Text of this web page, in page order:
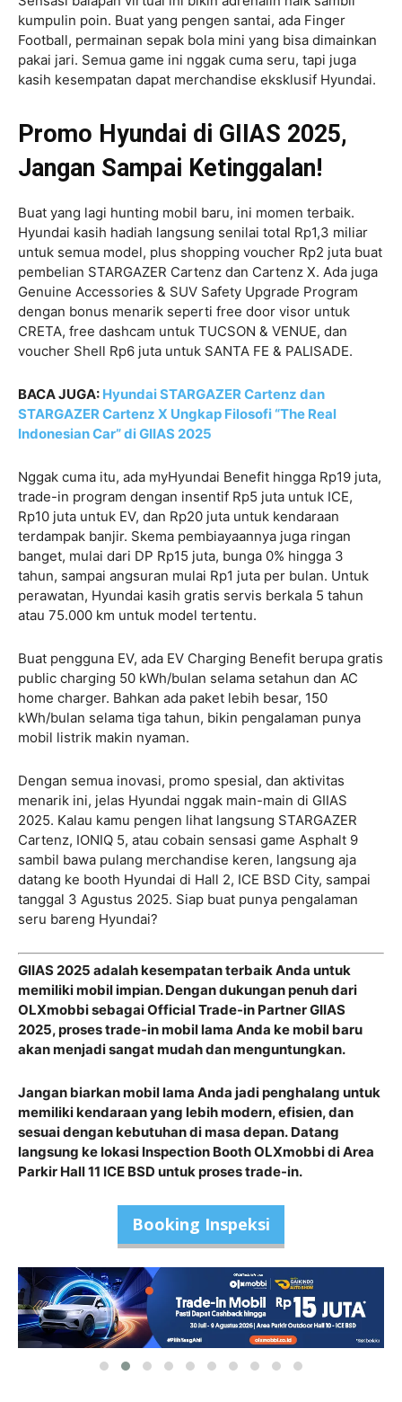
kumpulin poin. Buat yang pengen santai, ada Finger
Football, permainan sepak bola mini yang bisa dimainkan
pakai jari. Semua game ini nggak cuma seru, tapi juga
kasih kesempatan dapat merchandise eksklusif Hyundai.
Promo Hyundai di GIIAS 2025,
Jangan Sampai Ketinggalan!
Buat yang lagi hunting mobil baru, ini momen terbaik.
Hyundai kasih hadiah langsung senilai total Rp1,3 miliar
untuk semua model, plus shopping voucher Rp2 juta buat
pembelian STARGAZER Cartenz dan Cartenz X. Ada juga
Genuine Accessories & SUV Safety Upgrade Program
dengan bonus menarik seperti free door visor untuk
CRETA, free dashcam untuk TUCSON & VENUE, dan
voucher Shell Rp6 juta untuk SANTA FE & PALISADE.
BACA JUGA: Hyundai STARGAZER Cartenz dan
STARGAZER Cartenz X Ungkap Filosofi “The Real
Indonesian Car” di GIIAS 2025
Nggak cuma itu, ada myHyundai Benefit hingga Rp19 juta,
trade-in program dengan insentif Rp5 juta untuk ICE,
Rp10 juta untuk EV, dan Rp20 juta untuk kendaraan
terdampak banjir. Skema pembiayaannya juga ringan
banget, mulai dari DP Rp15 juta, bunga 0% hingga 3
tahun, sampai angsuran mulai Rp1 juta per bulan. Untuk
perawatan, Hyundai kasih gratis servis berkala 5 tahun
atau 75.000 km untuk model tertentu.
Buat pengguna EV, ada EV Charging Benefit berupa gratis
public charging 50 kWh/bulan selama setahun dan AC
home charger. Bahkan ada paket lebih besar, 150
kWh/bulan selama tiga tahun, bikin pengalaman punya
mobil listrik makin nyaman.
Dengan semua inovasi, promo spesial, dan aktivitas
menarik ini, jelas Hyundai nggak main-main di GIIAS
2025. Kalau kamu pengen lihat langsung STARGAZER
Cartenz, IONIQ 5, atau cobain sensasi game Asphalt 9
sambil bawa pulang merchandise keren, langsung aja
datang ke booth Hyundai di Hall 2, ICE BSD City, sampai
tanggal 3 Agustus 2025. Siap buat punya pengalaman
seru bareng Hyundai?
GIIAS 2025 adalah kesempatan terbaik Anda untuk
memiliki mobil impian. Dengan dukungan penuh dari
OLXmobbi sebagai Official Trade-in Partner GIIAS
2025, proses trade-in mobil lama Anda ke mobil baru
akan menjadi sangat mudah dan menguntungkan.
Jangan biarkan mobil lama Anda jadi penghalang untuk
memiliki kendaraan yang lebih modern, efisien, dan
sesuai dengan kebutuhan di masa depan. Datang
langsung ke lokasi Inspection Booth OLXmobbi di Area
Parkir Hall 11 ICE BSD untuk proses trade-in.
Booking Inspeksi